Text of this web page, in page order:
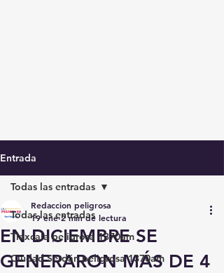
Entrada
Todas las entradas
Tlaxcala peligrosa 1370am
Ciudad Serdán peligrosa 1370am
Todas las entradas
EN DICIEMBRE SE
GENERARON MÁS DE 4
Redaccion peligrosa
19 ene 2 min de lectura